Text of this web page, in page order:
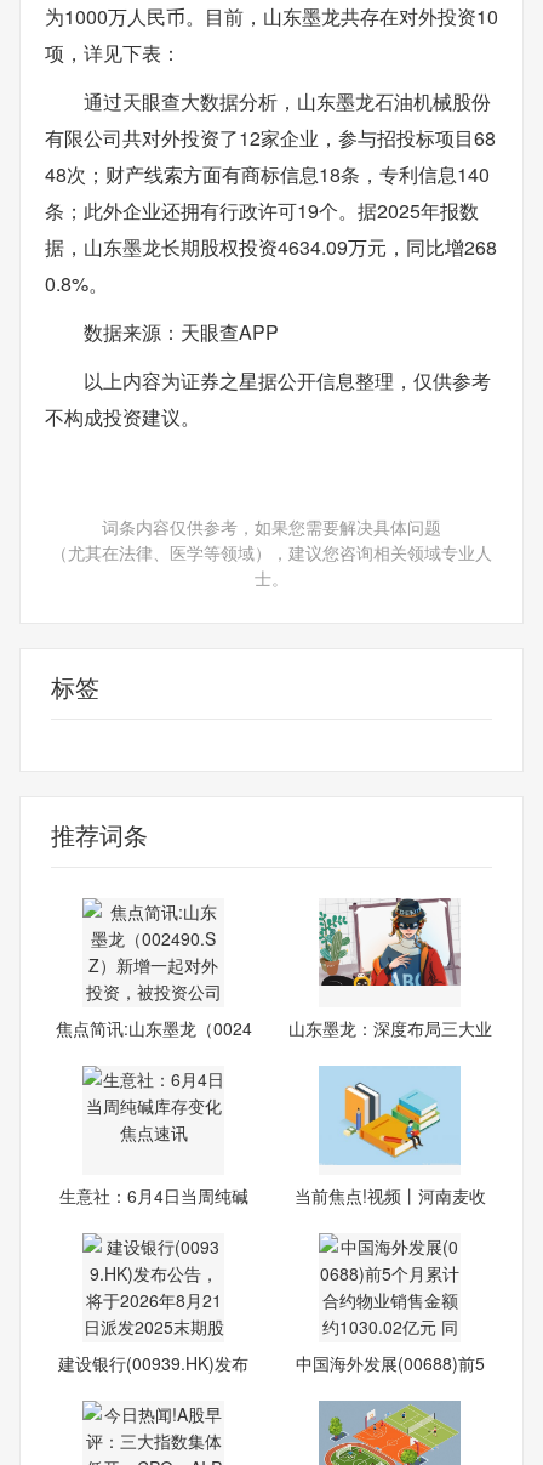
为1000万人民币。目前，山东墨龙共存在对外投资10
项，详见下表：
通过天眼查大数据分析，山东墨龙石油机械股份
有限公司共对外投资了12家企业，参与招投标项目68
48次；财产线索方面有商标信息18条，专利信息140
条；此外企业还拥有行政许可19个。据2025年报数
据，山东墨龙长期股权投资4634.09万元，同比增268
0.8%。
数据来源：天眼查APP
以上内容为证券之星据公开信息整理，仅供参考
不构成投资建议。
词条内容仅供参考，如果您需要解决具体问题
（尤其在法律、医学等领域），建议您咨询相关领域专业人
士。
标签
推荐词条
焦点简讯:山东墨龙（0024
山东墨龙：深度布局三大业
生意社：6月4日当周纯碱
当前焦点!视频丨河南麦收
建设银行(00939.HK)发布
中国海外发展(00688)前5